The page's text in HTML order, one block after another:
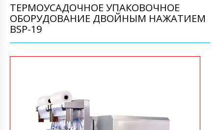
ТЕРМОУСАДОЧНОЕ УПАКОВОЧНОЕ
ОБОРУДОВАНИЕ ДВОЙНЫМ НАЖАТИЕМ
BSP-19